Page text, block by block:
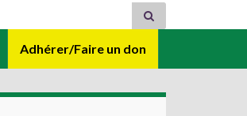
Adhérer/Faire un don